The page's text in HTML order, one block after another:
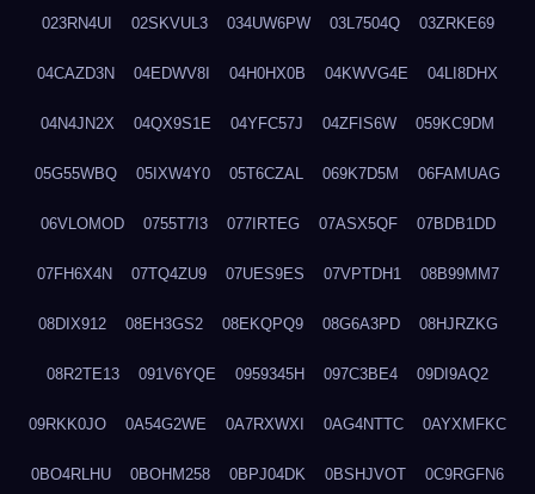
023RN4UI 02SKVUL3 034UW6PW 03L7504Q 03ZRKE69
04CAZD3N 04EDWV8I 04H0HX0B 04KWVG4E 04LI8DHX
04N4JN2X 04QX9S1E 04YFC57J 04ZFIS6W 059KC9DM
05G55WBQ 05IXW4Y0 05T6CZAL 069K7D5M 06FAMUAG
06VLOMOD 0755T7I3 077IRTEG 07ASX5QF 07BDB1DD
07FH6X4N 07TQ4ZU9 07UES9ES 07VPTDH1 08B99MM7
08DIX912 08EH3GS2 08EKQPQ9 08G6A3PD 08HJRZKG
08R2TE13 091V6YQE 0959345H 097C3BE4 09DI9AQ2
09RKK0JO 0A54G2WE 0A7RXWXI 0AG4NTTC 0AYXMFKC
0BO4RLHU 0BOHM258 0BPJ04DK 0BSHJVOT 0C9RGFN6